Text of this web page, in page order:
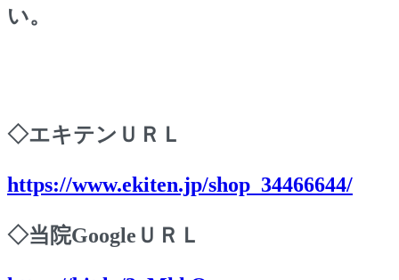
い。
◇エキテンＵＲＬ
https://www.ekiten.jp/shop_34466644/
◇当院GoogleＵＲＬ